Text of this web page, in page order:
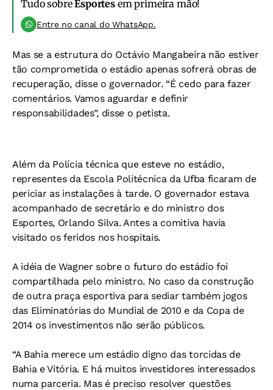
Tudo sobreEsportesem primeira mão!
Entre no canal do WhatsApp.
Mas se a estrutura do Octávio Mangabeira não estiver
tão comprometida o estádio apenas sofrerá obras de
recuperação, disse o governador. “É cedo para fazer
comentários. Vamos aguardar e definir
responsabilidades”, disse o petista.
Além da Polícia técnica que esteve no estádio,
representes da Escola Politécnica da Ufba ficaram de
periciar as instalações à tarde. O governador estava
acompanhado de secretário e do ministro dos
Esportes, Orlando Silva. Antes a comitiva havia
visitado os feridos nos hospitais.
A idéia de Wagner sobre o futuro do estádio foi
compartilhada pelo ministro. No caso da construção
de outra praça esportiva para sediar também jogos
das Eliminatórias do Mundial de 2010 e da Copa de
2014 os investimentos não serão públicos.
“A Bahia merece um estádio digno das torcidas de
Bahia e Vitória. E há muitos investidores interessados
numa parceria. Mas é preciso resolver questões